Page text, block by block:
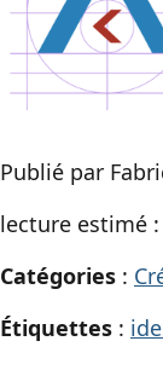
Publié par
lecture estimé
Catégories :
Étiquettes :